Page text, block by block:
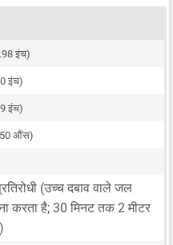
इंच)
इंच)
इंच)
औंस)
(उच्च दबाव वाले जल
करता है; 30 मिनट तक 2 मीटर